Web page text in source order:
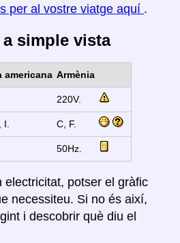
per al vostre viatge aquí .
simple vista
americana Armènia
220V.
C, F.
50Hz.
electricitat, potser el gràfic
necessiteu. Si no és així,
i descobrir què diu el